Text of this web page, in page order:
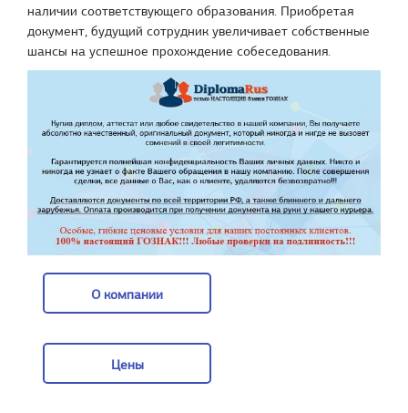
наличии соответствующего образования. Приобретая
документ, будущий сотрудник увеличивает собственные
шансы на успешное прохождение собеседования.
О компании
Цены